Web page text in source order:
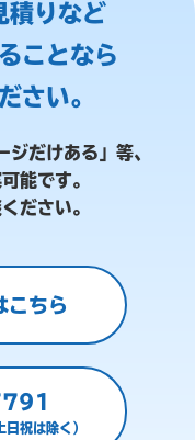
積りなど
ことなら
さい。
ジだけある」等、
能です。
ださい。
こちら
祝は除く）